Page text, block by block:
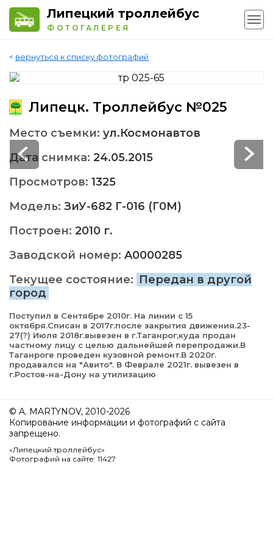
Липецкий троллейбус
ФОТОГАЛЕРЕЯ
< вернуться к списку фотографий
Липецк. Троллейбус №025
Место съемки: ул.Космонавтов
Дата снимка: 24.05.2015
Просмотров: 1325
Модель: ЗиУ-682 Г-016 (Г0М)
Построен: 2010 г.
Заводской номер: A0000285
Текущее состояние: Передан в другой
город
Поступил в Сентябре 2010г. На линии с 15
октября.Списан в 2017г.после закрытия движения.23-
27(?) Июля 2018г.вывезен в г.Таганрог,куда продан
частному лицу с целью дальнейшей перепродажи.В
Таганроге проведен кузовной ремонт.В 2020г.
продавался на "Авито". В Феврале 2021г. вывезен в
г.Ростов-на-Дону на утилизацию
© A. MARTYNOV, 2010-2026
Копирование информации и фотографий с сайта
запрещено.
«Липецкий троллейбус»
Фотографий на сайте: 11427